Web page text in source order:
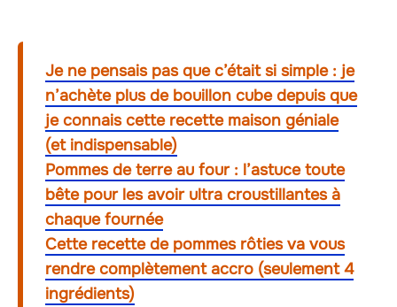
Je ne pensais pas que c’était si simple : je
n’achète plus de bouillon cube depuis que
je connais cette recette maison géniale
(et indispensable)
Pommes de terre au four : l’astuce toute
bête pour les avoir ultra croustillantes à
chaque fournée
Cette recette de pommes rôties va vous
rendre complètement accro (seulement 4
ingrédients)